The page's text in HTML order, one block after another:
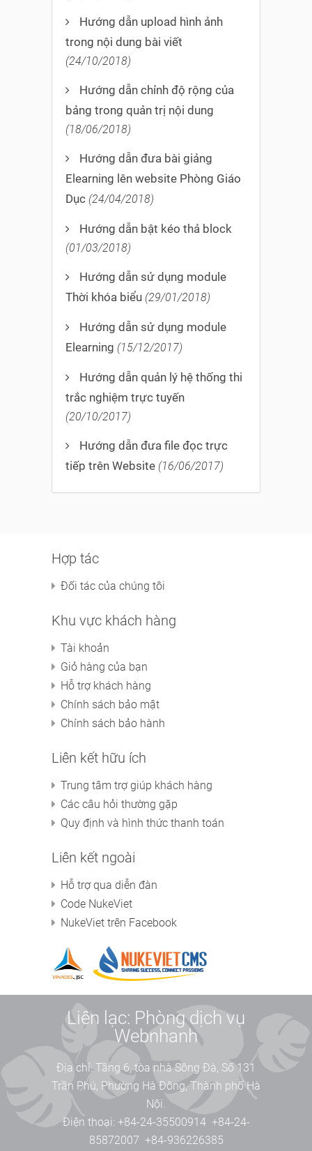
Hướng dẫn upload hình ảnh
trong nội dung bài viết
(24/10/2018)
Hướng dẫn chỉnh độ rộng của
bảng trong quản trị nội dung
(18/06/2018)
Hướng dẫn đưa bài giảng
Elearning lên website Phòng Giáo
Dục (24/04/2018)
Hướng dẫn bật kéo thả block
(01/03/2018)
Hướng dẫn sử dụng module
Thời khóa biểu (29/01/2018)
Hướng dẫn sử dụng module
Elearning (15/12/2017)
Hướng dẫn quản lý hệ thống thi
trắc nghiệm trực tuyến
(20/10/2017)
Hướng dẫn đưa file đọc trực
tiếp trên Website (16/06/2017)
Hợp tác
Đối tác của chúng tôi
Khu vực khách hàng
Tài khoản
Giỏ hàng của bạn
Hỗ trợ khách hàng
Chính sách bảo mật
Chính sách bảo hành
Liên kết hữu ích
Trung tâm trợ giúp khách hàng
Các câu hỏi thường gặp
Quy định và hình thức thanh toán
Liên kết ngoài
Hỗ trợ qua diễn đàn
Code NukeViet
NukeViet trên Facebook
Liên lạc: Phòng dịch vụ
Webnhanh
Địa chỉ: Tầng 6, tòa nhà Sông Đà, Số 131
Trần Phú, Phường Hà Đông, Thành phố Hà
Nội.
Điện thoại: +84-24-35500914 +84-24-
85872007 +84-936226385